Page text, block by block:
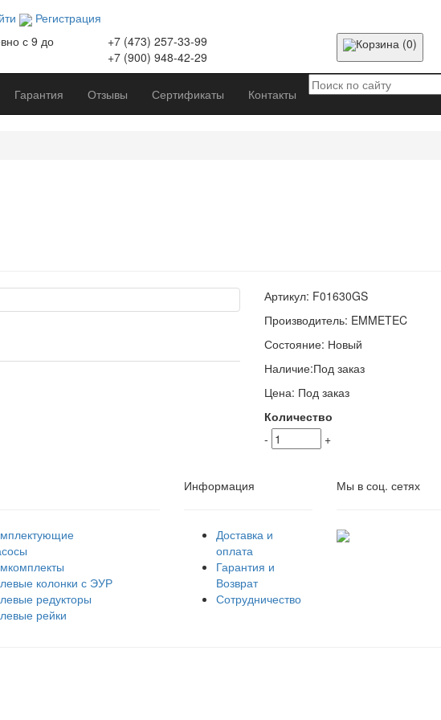
Регистрация
с 9 до
+7 (473) 257-33-99
+7 (900) 948-42-29
Корзина (0)
Гарантия Отзывы Сертификаты Контакты
Артикул: F01630GS
Производитель: EMMETEC
Состояние: Новый
Наличие:Под заказ
Цена: Под заказ
Количество
-
+
колонки с ЭУР
редукторы
рейки
Информация
Доставка и
оплата
Гарантия и
Возврат
Сотрудничество
Мы в соц. сетях